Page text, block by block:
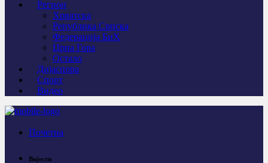
Регион
Хрватска
Република Српска
Федерација БиХ
Црна Гора
Остало
Дијаспора
Спорт
Видео
Почетна
Вијести